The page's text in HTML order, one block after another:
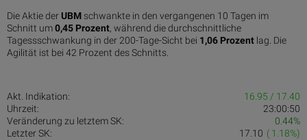
Die Aktie derUBM schwankte in den vergangenen 10 Tagen im
Schnitt um0,45 Pro­zent, während die durchschnittliche
Tagessschwankung in der 200-Tage-Sicht bei 1,06 Prozent lag. Die
Agilität ist bei 42 Prozent des Schnitts.
Akt. Indikation:
16.95 / 17.40
Uhrzeit:
23:00:50
Veränderung zu letztem SK:
0.44%
Letzter SK:
( 1.18%)
17.10